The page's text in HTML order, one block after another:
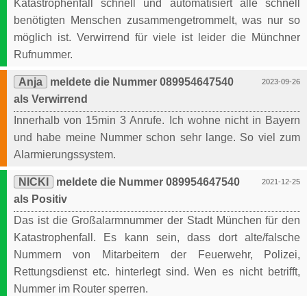
Katastrophenfall schnell und automatisiert alle schnell
benötigten Menschen zusammengetrommelt, was nur so
möglich ist. Verwirrend für viele ist leider die Münchner
Rufnummer.
2023-09-26
Anja
meldete die Nummer 089954647540
als Verwirrend
Innerhalb von 15min 3 Anrufe. Ich wohne nicht in Bayern
und habe meine Nummer schon sehr lange. So viel zum
Alarmierungssystem.
2021-12-25
NICKI
meldete die Nummer 089954647540
als Positiv
Das ist die Großalarmnummer der Stadt München für den
Katastrophenfall. Es kann sein, dass dort alte/falsche
Nummern von Mitarbeitern der Feuerwehr, Polizei,
Rettungsdienst etc. hinterlegt sind. Wen es nicht betrifft,
Nummer im Router sperren.